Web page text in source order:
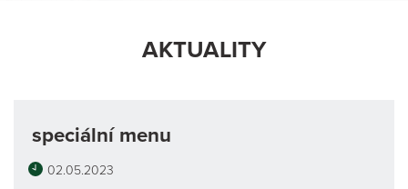
AKTUALITY
speciální menu
02.05.2023